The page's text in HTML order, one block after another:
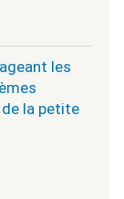
les
la petite